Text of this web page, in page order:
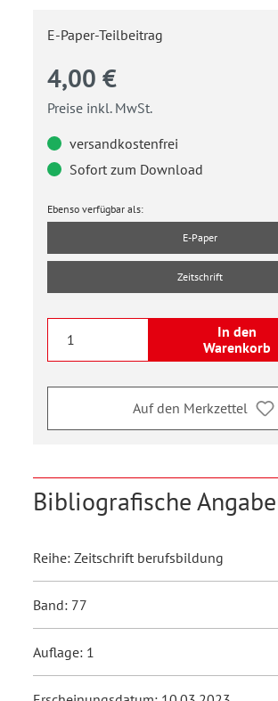
E-Paper-Teilbeitrag
4,00 €
Preise inkl. MwSt.
versandkostenfrei
Sofort zum Download
Ebenso verfügbar als:
E-Paper
Zeitschrift
In den
Warenkorb
Auf den Merkzettel
Bibliografische
Reihe: Zeitschrift berufsbildung
Band: 77
Auflage: 1